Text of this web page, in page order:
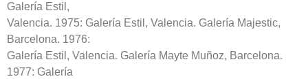
Galería Estil,
Valencia. 1975: Galería Estil, Valencia. Galería Majestic,
Barcelona. 1976:
Galería Estil, Valencia. Galería Mayte Muñoz, Barcelona.
1977: Galería